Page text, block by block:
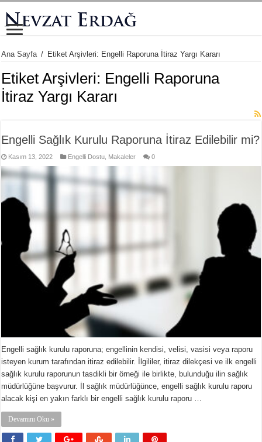
Ana Sayfa / Etiket Arşivleri: Engelli Raporuna İtiraz Yargı Kararı
Etiket Arşivleri: Engelli Raporuna
İtiraz Yargı Kararı
Engelli Sağlık Kurulu Raporuna İtiraz Edilebilir mi?
Kasım 13, 2022 Engelli Dostu Makaleler 0
Engelli sağlık kurulu raporuna; engellinin kendisi, velisi, vasisi veya raporu
isteyen kurum tarafından itiraz edilebilir. İlgililer, itiraz dilekçesi ve ilk engelli
sağlık kurulu raporunun tasdikli bir örneği ile birlikte, bulunduğu ilin sağlık
müdürlüğüne başvurur. İl sağlık müdürlüğünce, engelli sağlık kurulu raporu
alacak kişi en yakın farklı bir engelli sağlık kurulu raporu …
Devamını Oku »